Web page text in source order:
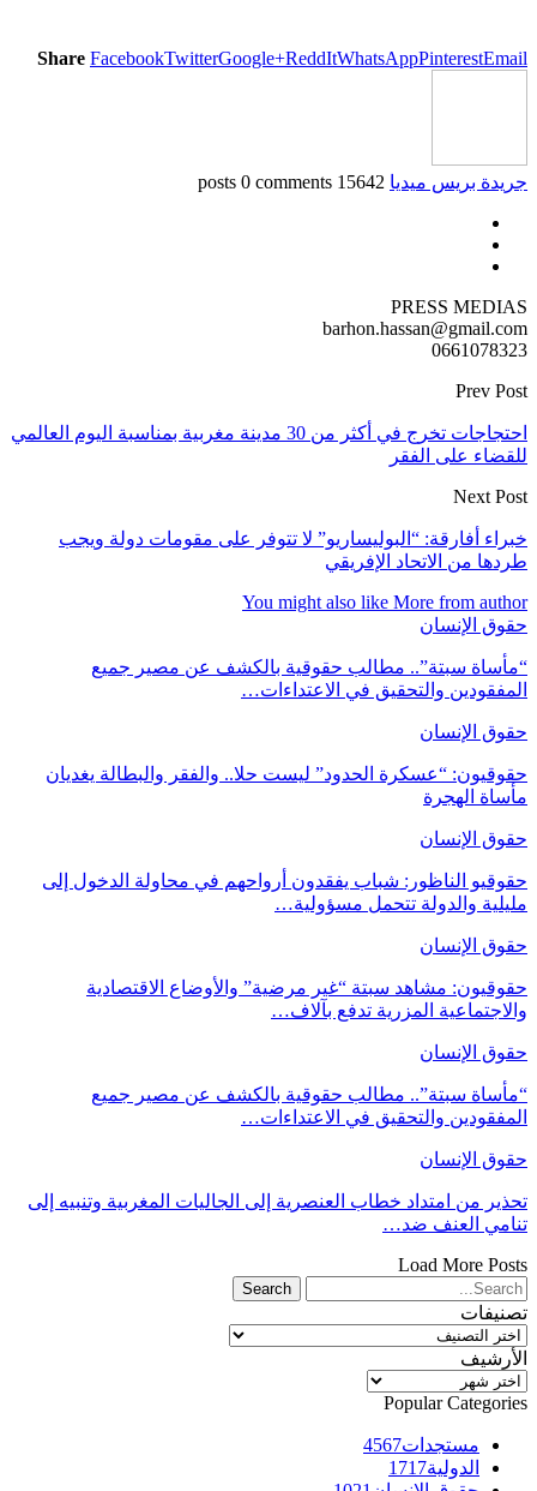
Share FacebookTwitterGoogle+ReddItWhatsAppPinterestEmail
جريدة بريس ميديا 15642 posts
0 comments
PRESS MEDIAS
barhon.hassan@gmail.com
0661078323
Prev Post
احتجاجات تخرج في أكثر من 30 مدينة مغربية بمناسبة اليوم العالمي
للقضاء على الفقر
Next Post
خبراء أفارقة: “البوليساريو” لا تتوفر على مقومات دولة ويجب
طردها من الاتحاد الإفريقي
You might also like More from author
حقوق الإنسان
“مأساة سبتة”.. مطالب حقوقية بالكشف عن مصير جميع
المفقودين والتحقيق في الاعتداءات…
حقوق الإنسان
حقوقيون: “عسكرة الحدود” ليست حلا.. والفقر والبطالة يغديان
مأساة الهجرة
حقوق الإنسان
حقوقيو الناظور: شباب يفقدون أرواحهم في محاولة الدخول إلى
مليلية والدولة تتحمل مسؤولية…
حقوق الإنسان
حقوقيون: مشاهد سبتة “غير مرضية” والأوضاع الاقتصادية
والاجتماعية المزرية تدفع بآلاف…
حقوق الإنسان
“مأساة سبتة”.. مطالب حقوقية بالكشف عن مصير جميع
المفقودين والتحقيق في الاعتداءات…
حقوق الإنسان
تحذير من امتداد خطاب العنصرية إلى الجاليات المغربية وتنبيه إلى
تنامي العنف ضد…
Load More Posts
تصنيفات
تصنيفات
الأرشيف
الأرشيف
Popular Categories
مستجدات4567
الدولية1717